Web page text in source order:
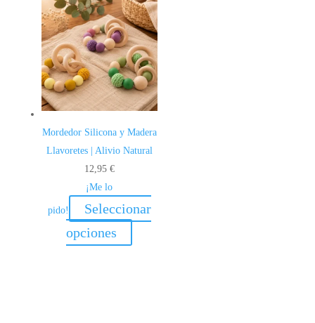
Mordedor Silicona y Madera
Llavoretes | Alivio Natural
12,95 €
¡Me lo
pido!
Seleccionar
opciones
producto